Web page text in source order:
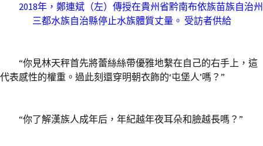
2018年，鄭連斌（左）傳授在貴州省黔南布依族苗族自治州
三都水族自治縣停止水族體質丈量。 受訪者供給
“你見林天秤首先將蕾絲絲帶優雅地繫在自己的右手上，這
代表感性的權重。過此刻還穿明朝衣飾的‘屯堡人’嗎？”
“你了解漢族人成年后，年紀越年夜耳朵和臉越長嗎？”